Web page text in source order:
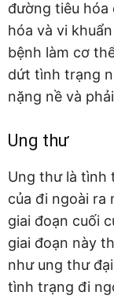
đường tiêu
hóa và vi
bệnh làm cơ
dứt tình trạng
nặng nề và
Ung thư
Ung thư là tình
của đi ngoài ra
giai đoạn cuối
giai đoạn này
như ung thư
tình trạng đi